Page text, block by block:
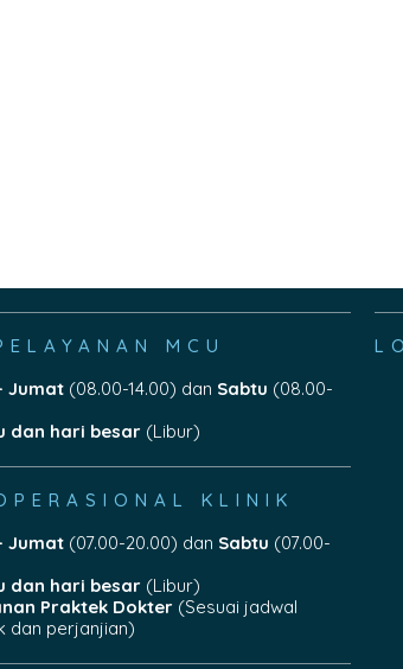
MCU
Jumat(08.00-14.00) dan Sabtu (08.00-
dan hari besar(Libur)
KLINIK
Jumat(07.00-20.00) dan Sabtu (07.00-
dan hari besar(Libur)
Praktek Dokter(Sesuai jadwal
dan perjanjian)